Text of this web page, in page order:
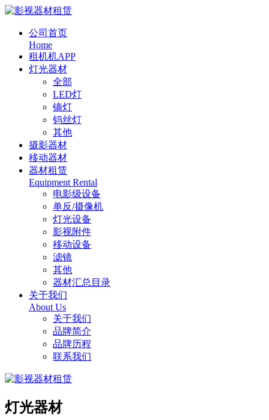
公司首页
Home
租机机APP
灯光器材
全部
LED灯
镝灯
钨丝灯
其他
摄影器材
移动器材
器材租赁
Equipment Rental
电影级设备
单反/摄像机
灯光设备
影视附件
移动设备
滤镜
其他
器材汇总目录
关于我们
About Us
关于我们
品牌简介
品牌历程
联系我们
灯光器材